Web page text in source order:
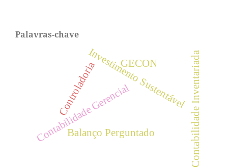
Palavras-chave
ControladoriaInvestimento Sustentável
Contabilidade Gerencial
GECON
Balanço Perguntado Contabilidade Inventariada